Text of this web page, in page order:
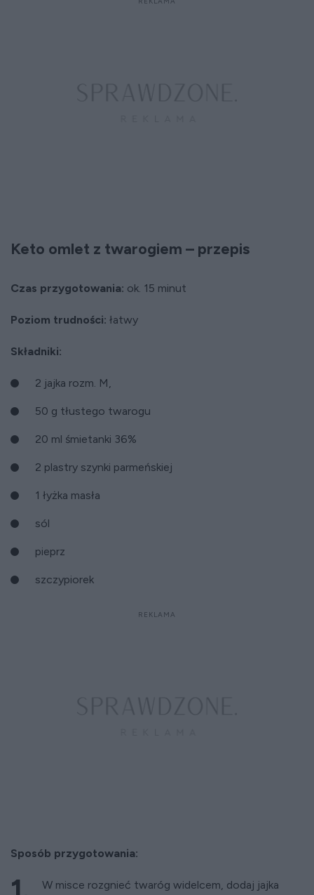
Keto omlet z twarogiem – przepis
Czas przygotowania: ok. 15 minut
Poziom trudności: łatwy
Składniki:
2 jajka rozm. M,
50 g tłustego twarogu
20 ml śmietanki 36%
2 plastry szynki parmeńskiej
1 łyżka masła
sól
pieprz
szczypiorek
Sposób przygotowania:
W misce rozgnieć twaróg widelcem, dodaj jajka